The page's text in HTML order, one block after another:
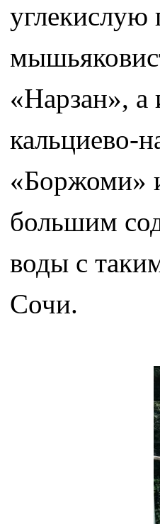
углекислую
«Нарзан», а
кальциево-
«Боржоми»
большим
воды с
Сочи.